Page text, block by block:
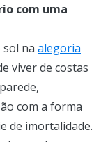
com uma
sol na alegoria
viver de costas
com a forma
de imortalidade.